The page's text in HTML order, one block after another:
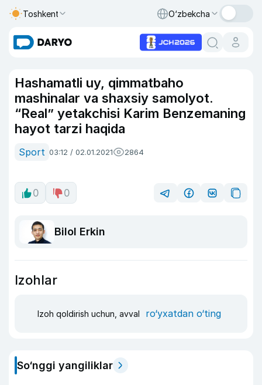
Toshkent O‘zbekcha
Hashamatli uy, qimmatbaho
mashinalar va shaxsiy samolyot.
“Real” yetakchisi Karim Benzemaning
hayot tarzi haqida
Sport 03:12 / 02.01.2021 2864
0 0
Bilol Erkin
Izohlar
Izoh qoldirish uchun, avval ro‘yxatdan o‘ting
So‘nggi yangiliklar